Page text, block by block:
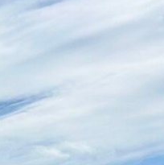
梅雨までに対策するといいこと☔